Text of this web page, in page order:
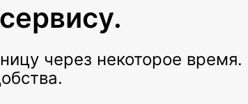
через некоторое